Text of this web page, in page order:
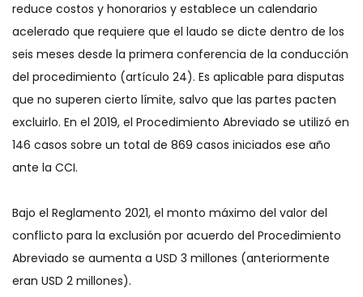
reduce costos y honorarios y establece un calendario
acelerado que requiere que el laudo se dicte dentro de los
seis meses desde la primera conferencia de la conducción
del procedimiento (artículo 24). Es aplicable para disputas
que no superen cierto límite, salvo que las partes pacten
excluirlo. En el 2019, el Procedimiento Abreviado se utilizó en
146 casos sobre un total de 869 casos iniciados ese año
ante la CCI.
Bajo el Reglamento 2021, el monto máximo del valor del
conflicto para la exclusión por acuerdo del Procedimiento
Abreviado se aumenta a USD 3 millones (anteriormente
eran USD 2 millones).